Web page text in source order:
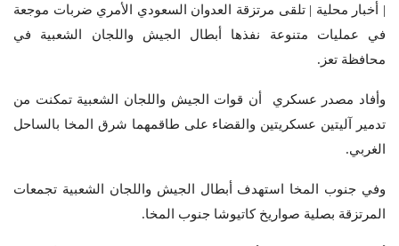
| أخبار محلية | تلقى مرتزقة العدوان السعودي الأمري ضربات موجعة
في عمليات متنوعة نفذها أبطال الجيش واللجان الشعبية في
محافظة تعز.
وأفاد مصدر عسكري أن قوات الجيش واللجان الشعبية تمكنت من
تدمير آليتين عسكريتين والقضاء على طاقمهما شرق المخا بالساحل
الغربي.
وفي جنوب المخا استهدف أبطال الجيش واللجان الشعبية تجمعات
المرتزقة بصلية صواريخ كاتيوشا جنوب المخا.